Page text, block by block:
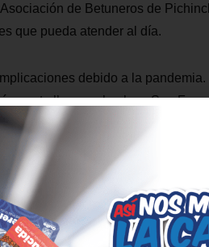
de Betuneros de
que pueda atender al día.
debido a la
gente llegue a la plaza San
Metro de Quito aclara que
con la Universidad Central
los conocimientos”.